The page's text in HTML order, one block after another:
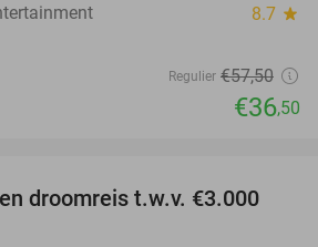
8.7 star
Regulier €57,50
€36,50
droomreis t.w.v. €3.000